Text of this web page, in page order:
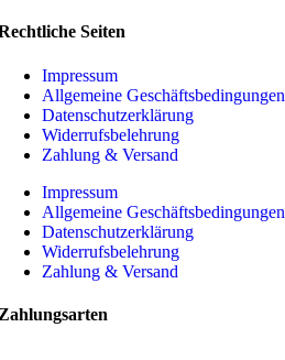
Seiten
Impressum
Allgemeine Geschäftsbedingungen
Datenschutzerklärung
Widerrufsbelehrung
Zahlung & Versand
Impressum
Allgemeine Geschäftsbedingungen
Datenschutzerklärung
Widerrufsbelehrung
Zahlung & Versand